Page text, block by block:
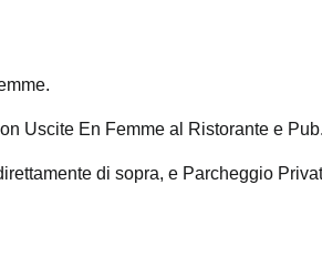
Uscite En Femme al Ristorante e Pub.
di sopra, e Parcheggio